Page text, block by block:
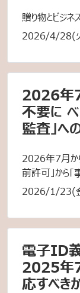
贈り物とビジネ
2026/4/28(
2026年
不要に ベ
監査」へ
2026年7月か
前許可」から
2026/1/23(
電子ID
2025年
応すべき